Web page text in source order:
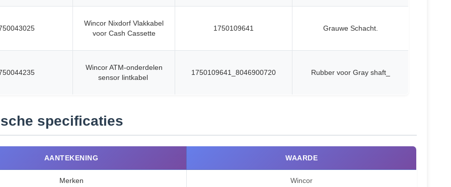
Wincor Nixdorf Vlakkabel
voor Cash Cassette
1750109641 Grauwe Schacht.
Wincor ATM-onderdelen
sensor lintkabel
1750109641_8046900720 Rubber voor Gray shaft_
specificaties
AANTEKENING WAARDE
Merken Wincor